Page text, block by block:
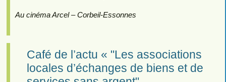
Au cinéma Arcel – Corbeil-Essonnes
Café de l’actu « "Les associations
locales d’échanges de biens et de